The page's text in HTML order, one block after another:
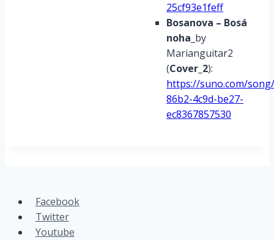
25cf93e1feff
Bosanova – Bosá
noha _by
Marianguitar2
(Cover_2):
https://suno.com/
86b2-4c9d-be27-
ec8367857530
Facebook
Twitter
Youtube